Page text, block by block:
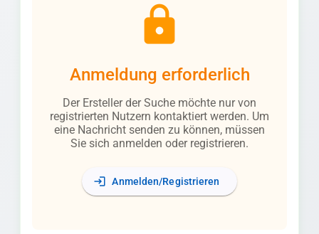
lock
Anmeldung erforderlich
Der Ersteller der Suche möchte nur von
registrierten Nutzern kontaktiert werden. Um
eine Nachricht senden zu können, müssen
Sie sich anmelden oder registrieren.
login Anmelden/Registrieren